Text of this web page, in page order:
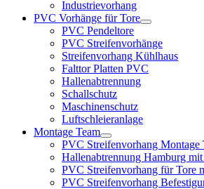
Industrievorhang
PVC Vorhänge für Tore
PVC Pendeltore
PVC Streifenvorhänge
Streifenvorhang Kühlhaus
Falttor Platten PVC
Hallenabtrennung
Schallschutz
Maschinenschutz
Luftschleieranlage
Montage Team
PVC Streifenvorhang Montage
Hallenabtrennung Hamburg
PVC Streifenvorhang für Tore
PVC Streifenvorhang